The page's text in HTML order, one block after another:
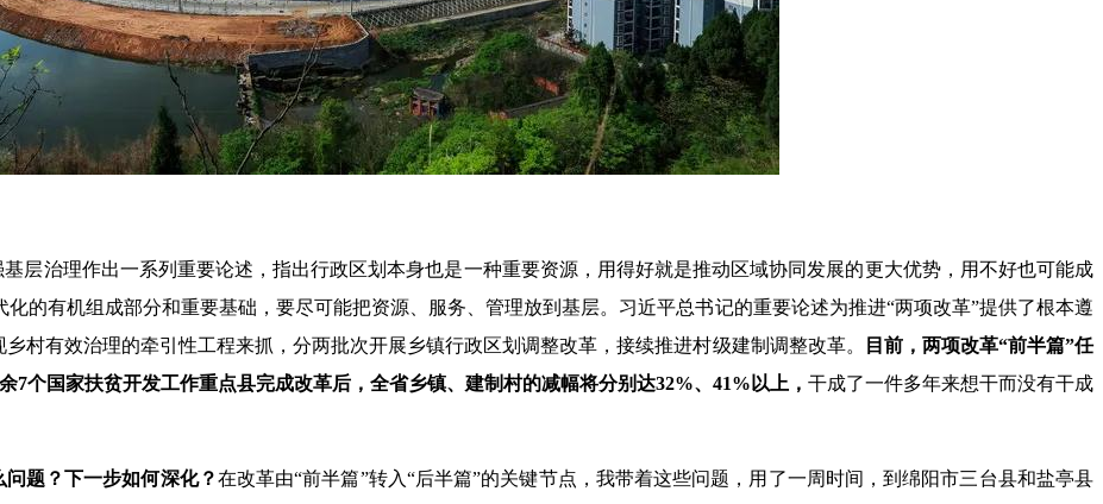
层治理作出一系列重要论述，指出行政区划本身也是一种重要资源，用得好就是推动区域协同发展的更大优势，用不好也可能成
的有机组成部分和重要基础，要尽可能把资源、服务、管理放到基层。习近平总书记的重要论述为推进“两项改革”提供了根本遵
村有效治理的牵引性工程来抓，分两批次开展乡镇行政区划调整改革，接续推进村级建制调整改革。
目前，两项改革“前半篇”任
7个国家扶贫开发工作重点县完成改革后，全省乡镇、建制村的减幅将分别达32%、41%以上， 干成了一件多年来想干而没有干成
题？下一步如何深化？在改革由“前半篇”转入“后半篇”的关键节点，我带着这些问题，用了一周时间，到绵阳市三台县和盐亭县